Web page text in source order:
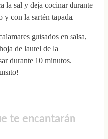
la sal y deja cocinar durante
y con la sartén tapada.
guisados en salsa,
de laurel de la
durante 10 minutos.
te encantarán